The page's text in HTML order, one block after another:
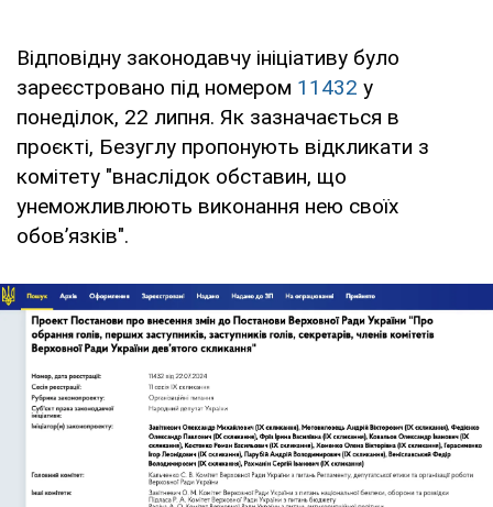
Відповідну законодавчу ініціативу було
зареєстровано під номером 11432 у
понеділок, 22 липня. Як зазначається в
проєкті, Безуглу пропонують відкликати з
комітету "внаслідок обставин, що
унеможливлюють виконання нею своїх
обов’язків".